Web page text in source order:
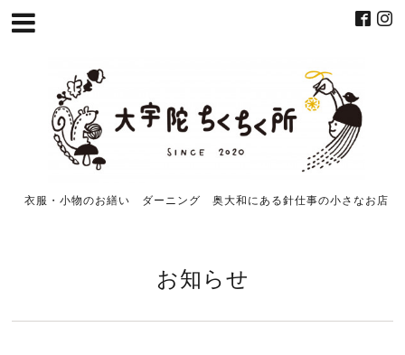
衣服・小物のお繕い ダーニング 奥大和にある針仕事の小さなお店
お知らせ